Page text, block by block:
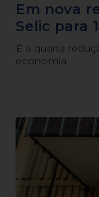
Em nova
Selic para
É a quarta
economia